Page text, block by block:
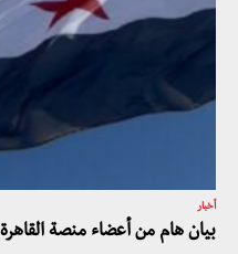
أخبار
بيان هام من أعضاء منصة القاهرة